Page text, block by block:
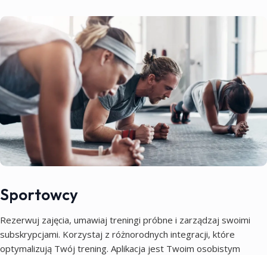
Sportowcy
Rezerwuj zajęcia, umawiaj treningi próbne i zarządzaj swoimi
subskrypcjami. Korzystaj z różnorodnych integracji, które
optymalizują Twój trening. Aplikacja jest Twoim osobistym